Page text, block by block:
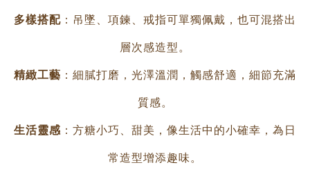
多樣搭配 ：吊墜、項鍊、戒指可單獨佩戴，也可混搭出
層次感造型。
精緻工藝 ：細膩打磨，光澤溫潤，觸感舒適，細節充滿
質感。
生活靈感 ：方糖小巧、甜美，像生活中的小確幸，為日
常造型增添趣味。